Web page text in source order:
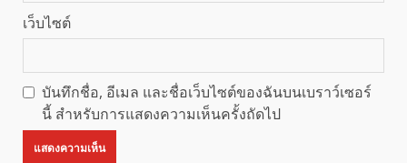
เว็บไซต์
บันทึกชื่อ, อีเมล และชื่อเว็บไซต์ของฉันบนเบราว์เซอร์
นี้ สำหรับการแสดงความเห็นครั้งถัดไป